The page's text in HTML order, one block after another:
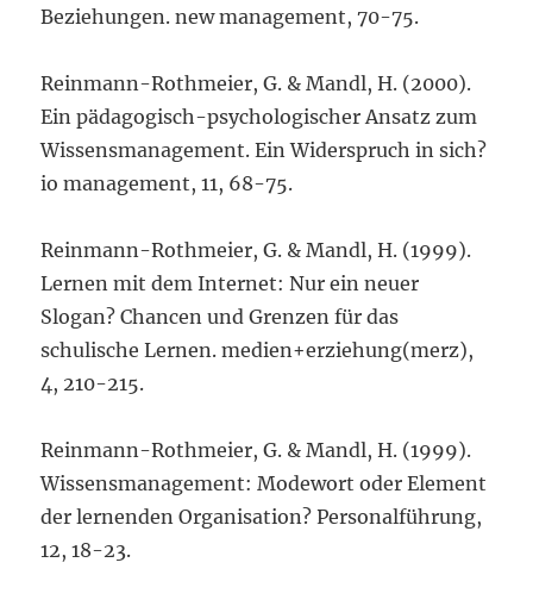
Beziehungen. new management, 70-75.
Reinmann-Rothmeier, G. & Mandl, H. (2000).
Ein pädagogisch-psychologischer Ansatz zum
Wissensmanagement. Ein Widerspruch in sich?
io management, 11, 68-75.
Reinmann-Rothmeier, G. & Mandl, H. (1999).
Lernen mit dem Internet: Nur ein neuer
Slogan? Chancen und Grenzen für das
schulische Lernen. medien+erziehung(merz),
4, 210-215.
Reinmann-Rothmeier, G. & Mandl, H. (1999).
Wissensmanagement: Modewort oder Element
der lernenden Organisation? Personalführung,
12, 18-23.